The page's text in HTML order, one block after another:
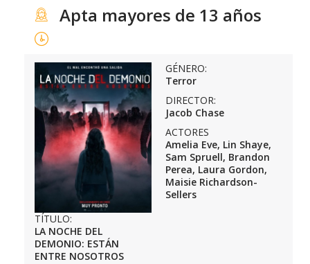
Apta mayores de 13 años
TÍTULO:
LA NOCHE DEL
DEMONIO: ESTÁN
ENTRE NOSOTROS
GÉNERO:
Terror
DIRECTOR:
Jacob Chase
ACTORES
Amelia Eve, Lin Shaye,
Sam Spruell, Brandon
Perea, Laura Gordon,
Maisie Richardson-
Sellers